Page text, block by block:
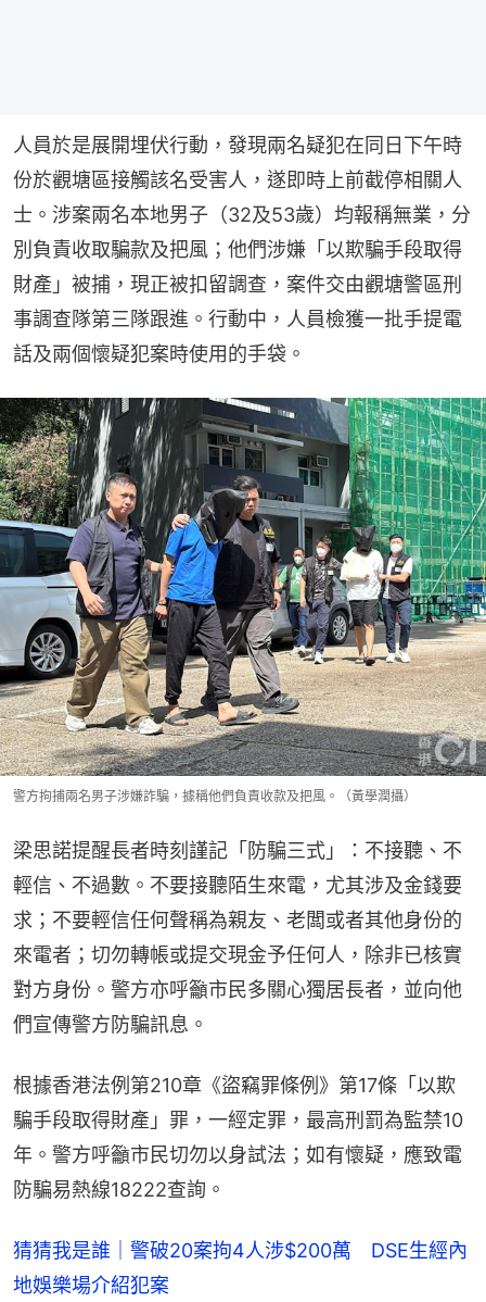
人員於是展開埋伏行動，發現兩名疑犯在同日下午時
份於觀塘區接觸該名受害人，遂即時上前截停相關人
士。涉案兩名本地男子（32及53歲）均報稱無業，分
別負責收取騙款及把風；他們涉嫌「以欺騙手段取得
財產」被捕，現正被扣留調查，案件交由觀塘警區刑
事調查隊第三隊跟進。行動中，人員檢獲一批手提電
話及兩個懷疑犯案時使用的手袋。
警方拘捕兩名男子涉嫌詐騙，據稱他們負責收款及把風。（黃學潤攝）
梁思諾提醒長者時刻謹記「防騙三式」：不接聽、不
輕信、不過數。不要接聽陌生來電，尤其涉及金錢要
求；不要輕信任何聲稱為親友、老闆或者其他身份的
來電者；切勿轉帳或提交現金予任何人，除非已核實
對方身份。警方亦呼籲市民多關心獨居長者，並向他
們宣傳警方防騙訊息。
根據香港法例第210章《盜竊罪條例》第17條「以欺
騙手段取得財產」罪，一經定罪，最高刑罰為監禁10
年。警方呼籲市民切勿以身試法；如有懷疑，應致電
防騙易熱線18222查詢。
猜猜我是誰｜警破20案拘4人涉$200萬 DSE生經內
地娛樂場介紹犯案